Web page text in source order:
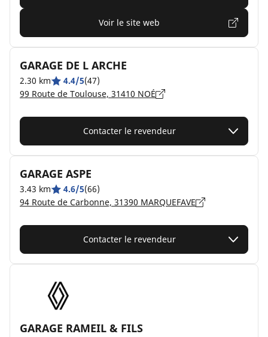
Voir le site web
GARAGE DE L ARCHE
2.30 km 4.4/5(47)
99 Route de Toulouse, 31410 NOÉ
Contacter le revendeur
GARAGE ASPE
3.43 km 4.6/5(66)
94 Route de Carbonne, 31390 MARQUEFAVE
Contacter le revendeur
GARAGE RAMEIL & FILS